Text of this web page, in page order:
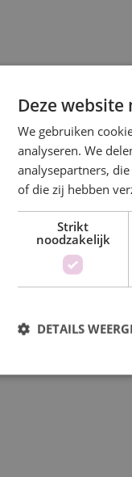
Deze
We gebruiken
analyseren. We
analysepartners,
of die zij hebben
Strikt
noodzakelijk
DETAILS